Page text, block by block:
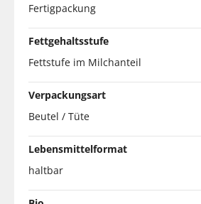
Fertigpackung
Fettgehaltsstufe
Fettstufe im Milchanteil
Verpackungsart
Beutel / Tüte
Lebensmittelformat
haltbar